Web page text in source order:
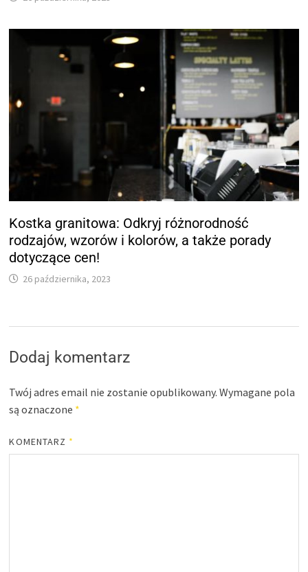
Kostka granitowa: Odkryj różnorodność
rodzajów, wzorów i kolorów, a także porady
dotyczące cen!
26 października, 2023
Dodaj komentarz
Twój adres email nie zostanie opublikowany. Wymagane pola
są oznaczone *
KOMENTARZ *